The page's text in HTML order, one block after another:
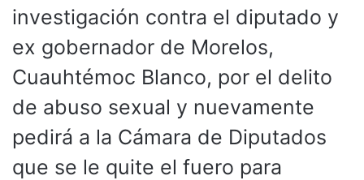
investigación contra el diputado y
ex gobernador de Morelos,
Cuauhtémoc Blanco, por el delito
de abuso sexual y nuevamente
pedirá a la Cámara de Diputados
que se le quite el fuero para